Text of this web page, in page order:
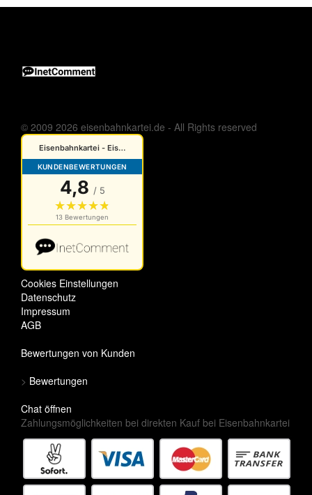
© 2009 2026 eisenbahnkartei.de - All Rights reserved
Cookies Einstellungen
Datenschutz
Impressum
AGB
Bewertungen von Kunden
> Bewertungen
Chat öffnen
Zahlungsmöglichkeiten bei direkten Kauf bei Eisenbahnkartei